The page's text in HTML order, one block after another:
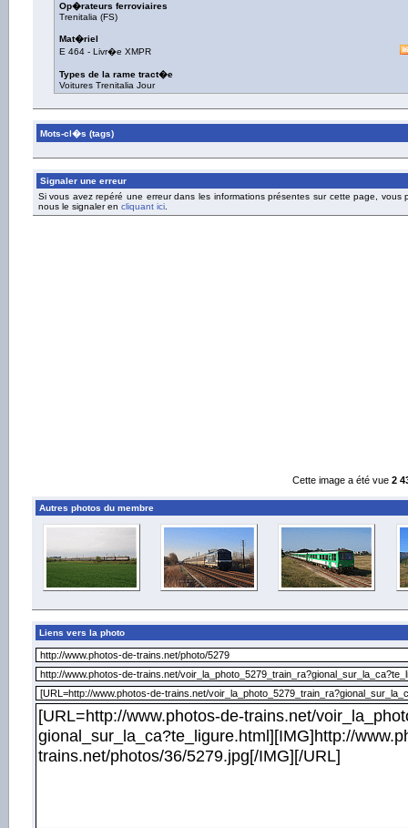
Op�rateurs ferroviaires
Trenitalia (FS)
Mat�riel
E 464 - Livr�e XMPR
Types de la rame tract�e
Voitures Trenitalia Jour
Mots-cl�s (tags)
Signaler une erreur
Si vous avez repéré une erreur dans les informations présentes sur cette page, vous
nous le signaler en cliquant ici.
Cette image a été vue 2
Autres photos du membre
Liens vers la photo